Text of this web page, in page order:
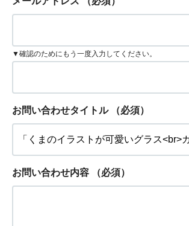
▼確認のためにもう一度入力してください。
お問い合わせタイトル （必須）
お問い合わせ内容 （必須）